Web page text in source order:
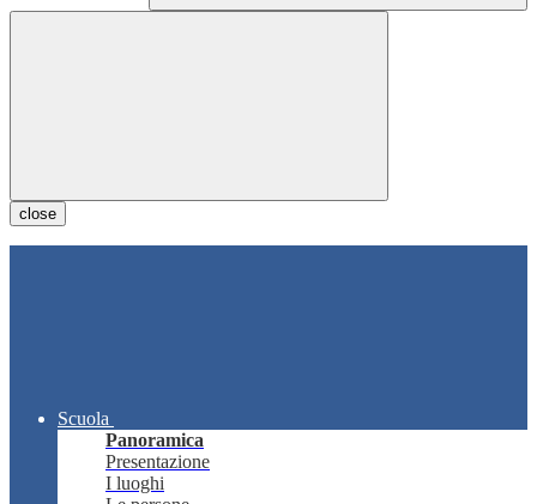
close
Scuola
Panoramica
Presentazione
I luoghi